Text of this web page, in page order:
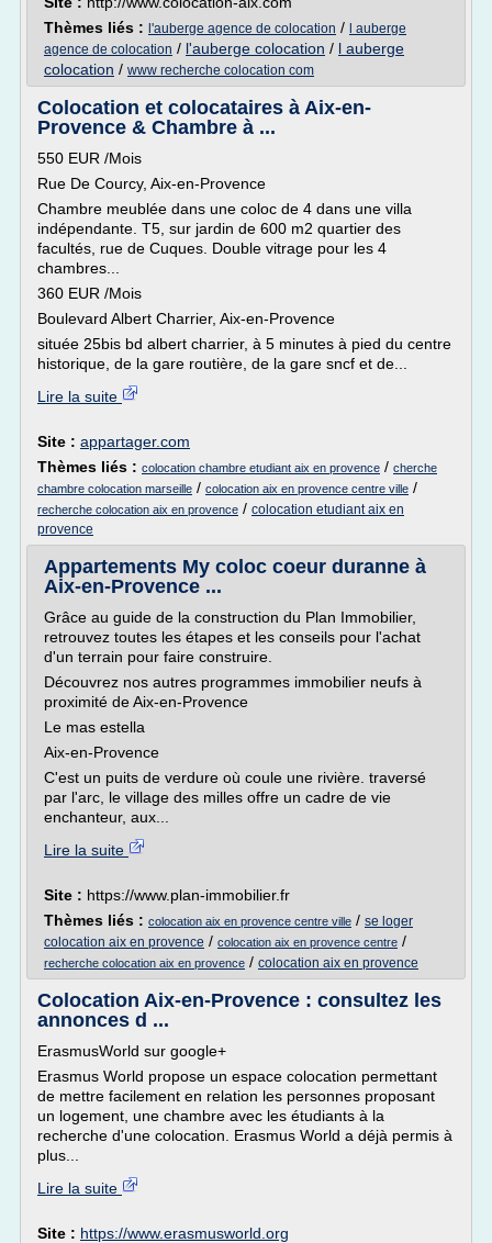
Thèmes liés : l'auberge agence de colocation /
l auberge
agence de colocation / l'auberge colocation / l auberge
colocation / www recherche colocation com
Colocation et colocataires à Aix-en-
Provence & Chambre à ...
550 EUR /Mois
Rue De Courcy, Aix-en-Provence
Chambre meublée dans une coloc de 4 dans une villa
indépendante. T5, sur jardin de 600 m2 quartier des
facultés, rue de Cuques. Double vitrage pour les 4
chambres...
360 EUR /Mois
Boulevard Albert Charrier, Aix-en-Provence
située 25bis bd albert charrier, à 5 minutes à pied du centre
historique, de la gare routière, de la gare sncf et de...
Lire la suite
Site : appartager.com
Thèmes liés : colocation chambre etudiant aix en provence / cherche
chambre colocation marseille / colocation aix en provence centre ville /
recherche colocation aix en provence / colocation etudiant aix en
provence
Appartements My coloc coeur duranne à
Aix-en-Provence ...
Grâce au guide de la construction du Plan Immobilier,
retrouvez toutes les étapes et les conseils pour l'achat
d'un terrain pour faire construire.
Découvrez nos autres programmes immobilier neufs à
proximité de Aix-en-Provence
Le mas estella
Aix-en-Provence
C'est un puits de verdure où coule une rivière. traversé
par l'arc, le village des milles offre un cadre de vie
enchanteur, aux...
Lire la suite
Site : https://www.plan-immobilier.fr
Thèmes liés : colocation aix en provence centre ville / se loger
colocation aix en provence / colocation aix en provence centre /
recherche colocation aix en provence / colocation aix en provence
Colocation Aix-en-Provence : consultez les
annonces d ...
ErasmusWorld sur google+
Erasmus World propose un espace colocation permettant
de mettre facilement en relation les personnes proposant
un logement, une chambre avec les étudiants à la
recherche d'une colocation. Erasmus World a déjà permis à
plus...
Lire la suite
Site : https://www.erasmusworld.org